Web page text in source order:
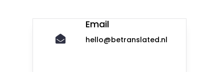

Email
hello@betranslated.nl